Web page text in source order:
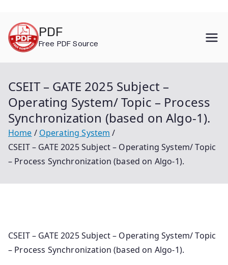
content
PDF
Free PDF Source
CSEIT – GATE 2025 Subject –
Operating System/ Topic – Process
Synchronization (based on Algo-1).
Home
Operating System
CSEIT – GATE 2025 Subject – Operating System/ Topic
– Process Synchronization (based on Algo-1).
CSEIT – GATE 2025 Subject – Operating System/ Topic
– Process Synchronization (based on Algo-1).